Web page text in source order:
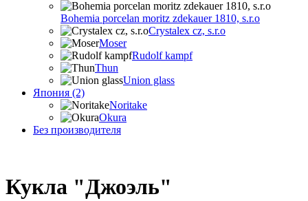
Bohemia porcelan moritz zdekauer 1810, s.r.o
Crystalex cz, s.r.o
Moser
Rudolf kampf
Thun
Union glass
Япония (2)
Noritake
Okura
Без производителя
Кукла "Джоэль"